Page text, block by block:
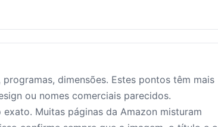
dimensões. Estes pontos têm mais
ou nomes comerciais parecidos.
Muitas páginas da Amazon misturam